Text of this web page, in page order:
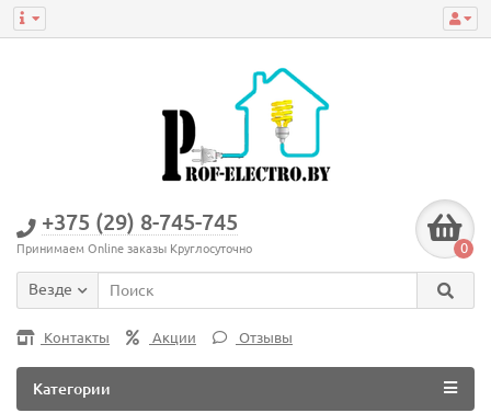
+375 (29) 8-745-745
Принимаем Online заказы Круглосуточно 0
Везде
Контакты Акции Отзывы
Категории